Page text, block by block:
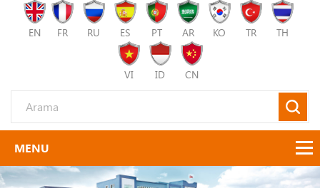
EN FR RU ES PT AR KO TR TH
VI ID CN